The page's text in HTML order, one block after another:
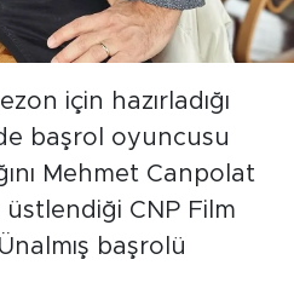
için hazırladığı
başrol oyuncusu
Mehmet Canpolat
üstlendiği CNP Film
başrolü